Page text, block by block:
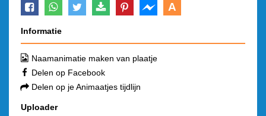
A
Informatie
Naamanimatie maken van plaatje
Delen op Facebook
Delen op je Animaatjes tijdlijn
Uploader